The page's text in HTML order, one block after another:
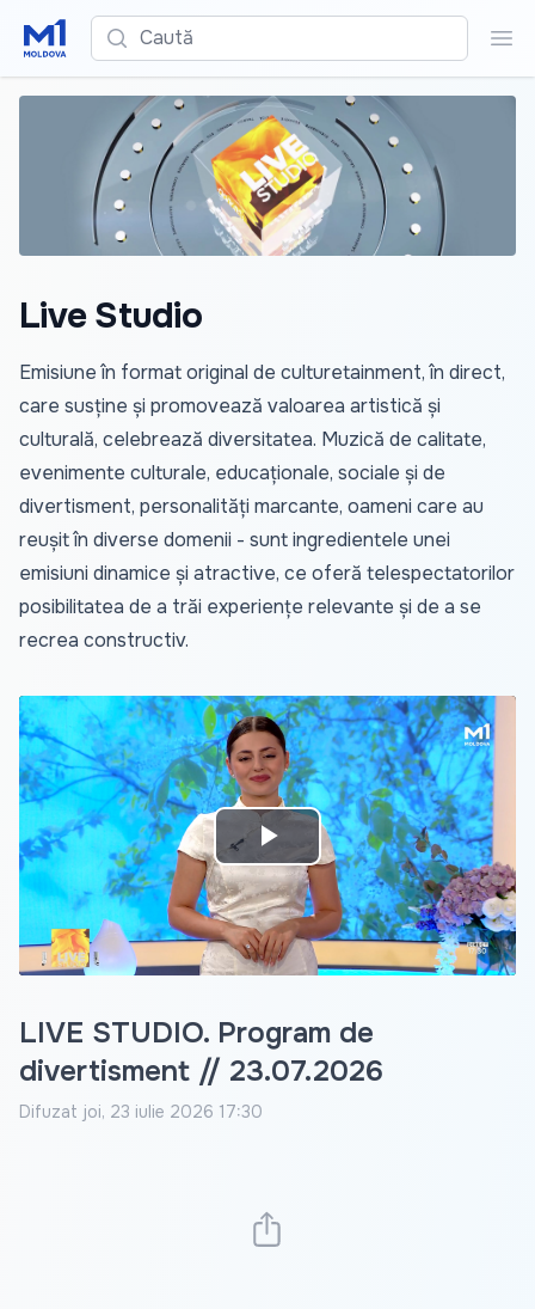
Caută
Live Studio
Emisiune în format original de culturetainment, în direct,
care susține și promovează valoarea artistică și
culturală, celebrează diversitatea. Muzică de calitate,
evenimente culturale, educaționale, sociale și de
divertisment, personalități marcante, oameni care au
reușit în diverse domenii - sunt ingredientele unei
emisiuni dinamice și atractive, ce oferă telespectatorilor
posibilitatea de a trăi experiențe relevante și de a se
recrea constructiv.
Play
Video
LIVE STUDIO. Program de
divertisment // 23.07.2026
Difuzat joi, 23 iulie 2026 17:30